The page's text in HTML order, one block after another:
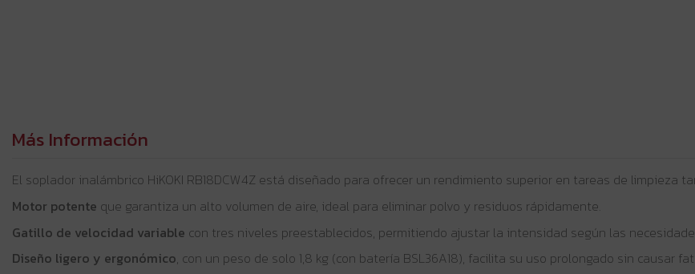
Más Información
El soplador inalámbrico HiKOKI RB18DCW4Z está diseñado para ofrecer un rendimiento superior en tareas de limpieza
Motor potente que garantiza un alto volumen de aire, ideal para eliminar polvo y residuos rápidamente.
Gatillo de velocidad variable con tres niveles preestablecidos, permitiendo ajustar la intensidad según las
Diseño ligero y ergonómico, con un peso de solo 1,8 kg (con batería BSL36A18), facilita su uso prolongado sin causar